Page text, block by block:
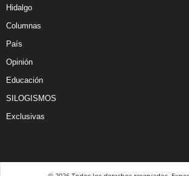
Hidalgo
Columnas
País
Opinión
Educación
SILOGISMOS
Exclusivas